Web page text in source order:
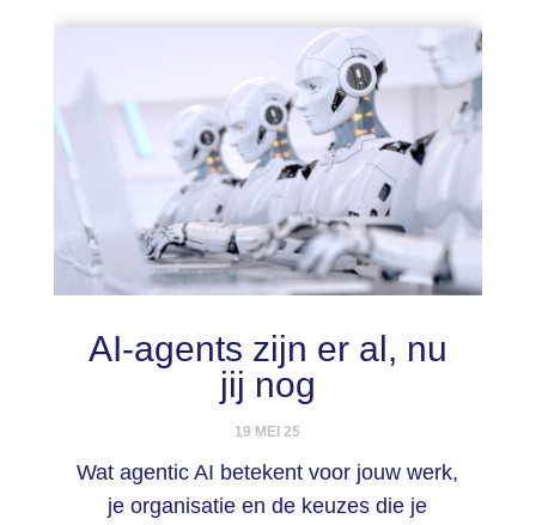
AI-agents zijn er al, nu
jij nog
19 MEI 25
Wat agentic AI betekent voor jouw werk,
je organisatie en de keuzes die je